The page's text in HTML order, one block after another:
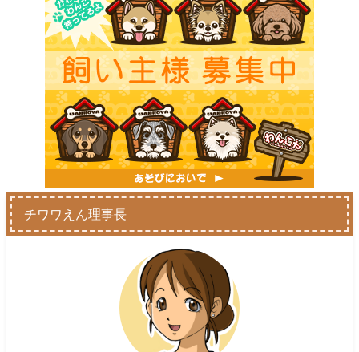
チワワえん理事長